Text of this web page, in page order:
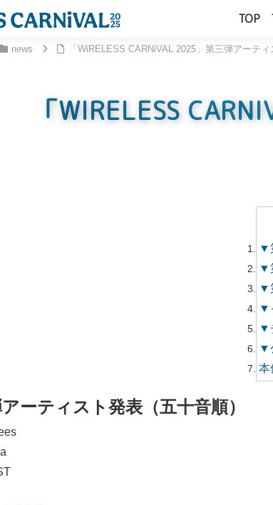
TOP
news 「WiRELESS CARNiVAL 2025」第三弾アーティ
「WIRELESS
▼
▼
▼
▼
▼
▼
本
ーティスト発表（五十音順）